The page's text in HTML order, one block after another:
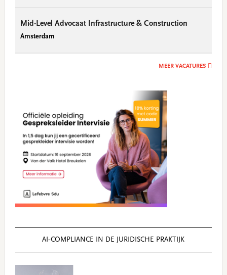
Mid-Level Advocaat Infrastructure & Construction
Amsterdam
MEER VACATURES
AI‑COMPLIANCE IN DE JURIDISCHE PRAKTIJK